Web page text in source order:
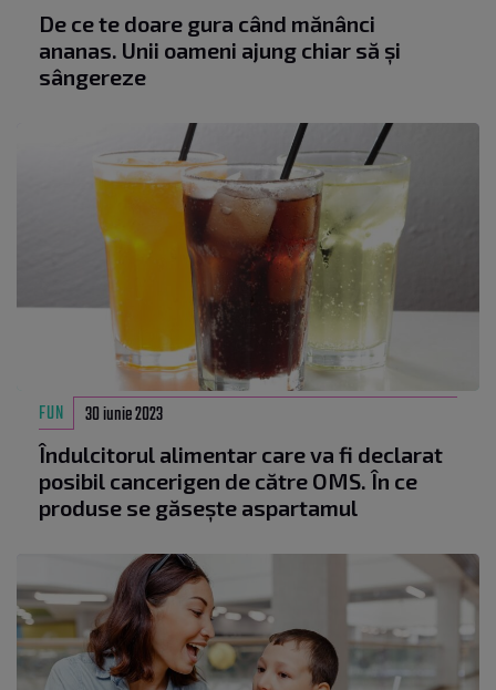
De ce te doare gura când mănânci
ananas. Unii oameni ajung chiar să și
sângereze
FUN 30 iunie 2023
Îndulcitorul alimentar care va fi declarat
posibil cancerigen de către OMS. În ce
produse se găsește aspartamul